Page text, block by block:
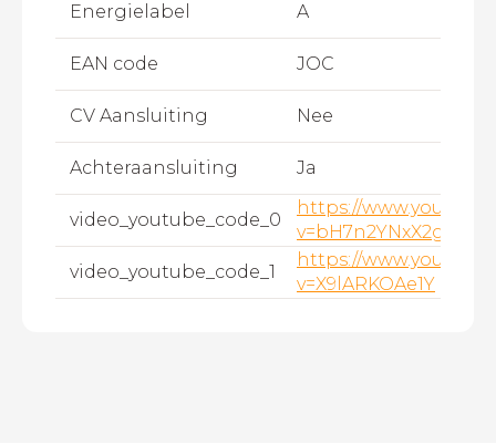
Energielabel A
EAN code JOC
CV Aansluiting Nee
Achteraansluiting Ja
video_youtube_code_0
https://
v=bH7n2YNxX2g
video_youtube_code_1
https://
v=X9lARKOAe1Y